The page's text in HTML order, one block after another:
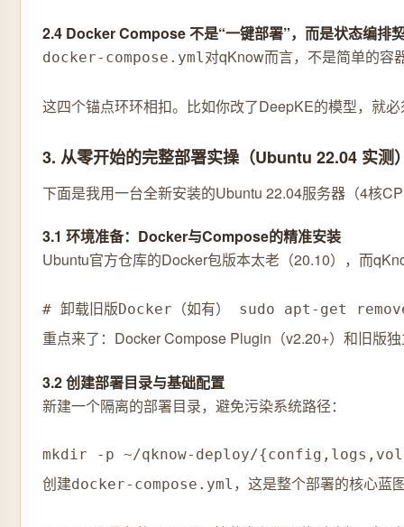
2.4 Docker Compose 不是“一键部署”，而是状态编排
docker-compose.yml对qKnow而言，不是简单的容
这四个锚点环环相扣。比如你改了DeepKE的模型，就
3. 从零开始的完整部署实操（Ubuntu 22.04 实测
下面是我用一台全新安装的Ubuntu 22.04服务器（4核
3.1 环境准备：Docker与Compose的精准安装
Ubuntu官方仓库的Docker包版本太老（20.10），而
# 卸载旧版Docker（如有） sudo apt-
重点来了：Docker Compose Plugin（v2.20+）和旧版
3.2 创建部署目录与基础配置
新建一个隔离的部署目录，避免污染系统路径：
mkdir -p ~/qknow-deploy/
创建docker-compose.yml ，这是整个部署的核心蓝